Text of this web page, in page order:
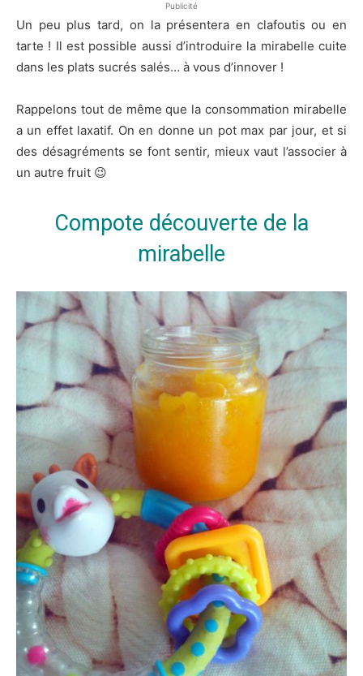
Publicité
Un peu plus tard, on la présentera en clafoutis ou en
tarte ! Il est possible aussi d’introduire la mirabelle cuite
dans les plats sucrés salés… à vous d’innover !
Rappelons tout de même que la consommation mirabelle
a un effet laxatif. On en donne un pot max par jour, et si
des désagréments se font sentir, mieux vaut l’associer à
un autre fruit 😉
Compote découverte de la
mirabelle